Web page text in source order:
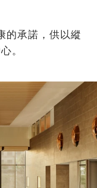
的承諾，供以縱
。